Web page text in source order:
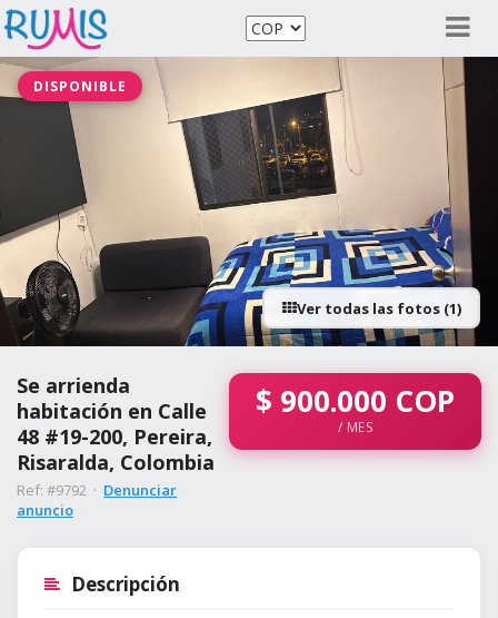
DISPONIBLE
Ver todas las fotos (1)
Se arrienda
habitación en Calle
48 #19-200, Pereira,
Risaralda, Colombia
Ref: #9792 · Denunciar
anuncio
$ 900.000 COP
/ MES
Descripción